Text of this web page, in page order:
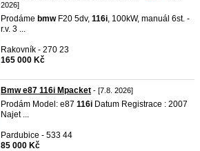
2026]
Prodáme bmwF20 5dv, 116i, 100kW, manuál 6st. -
r.v. 3 ...
Rakovník - 270 23
165 000 Kč
Bmw e87 116i Mpacket - [7.8. 2026]
Prodám Model: e87 116i Datum Registrace : 2007
Najet ...
Pardubice - 533 44
85 000 Kč